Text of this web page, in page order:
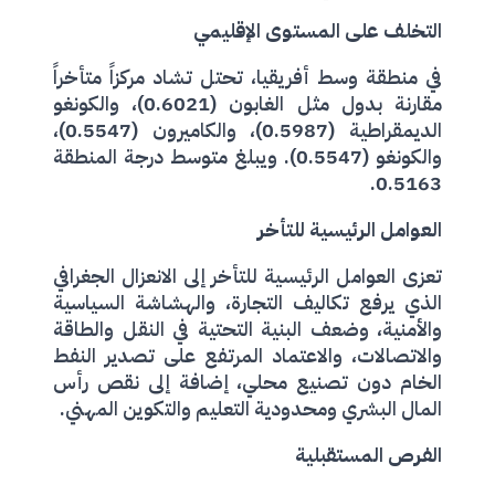
التخلف على المستوى الإقليمي
في منطقة وسط أفريقيا، تحتل تشاد مركزاً متأخراً
مقارنة بدول مثل الغابون (0.6021)، والكونغو
الديمقراطية (0.5987)، والكاميرون (0.5547)،
والكونغو (0.5547). ويبلغ متوسط درجة المنطقة
0.5163.
العوامل الرئيسية للتأخر
تعزى العوامل الرئيسية للتأخر إلى الانعزال الجغرافي
الذي يرفع تكاليف التجارة، والهشاشة السياسية
والأمنية، وضعف البنية التحتية في النقل والطاقة
والاتصالات، والاعتماد المرتفع على تصدير النفط
الخام دون تصنيع محلي، إضافة إلى نقص رأس
المال البشري ومحدودية التعليم والتكوين المهني.
الفرص المستقبلية